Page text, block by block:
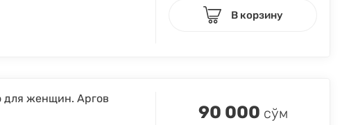
В корзину
для женщин. Аргов
90 000 сўм